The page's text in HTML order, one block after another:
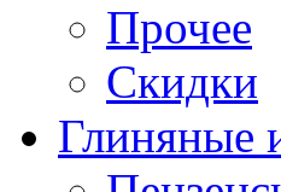
Прочее
Скидки
Глиняные